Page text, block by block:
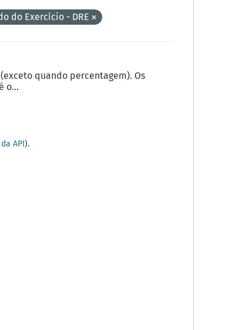
do Exercício - DRE
quando percentagem). Os
o...
API).